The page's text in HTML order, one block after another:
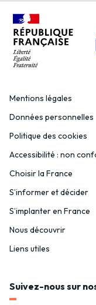
Mentions légales
Données personnelles
Politique des cookies
Accessibilité : non
Choisir la France
S’informer et décider
S’implanter en France
Nous découvrir
Liens utiles
Suivez-nous sur